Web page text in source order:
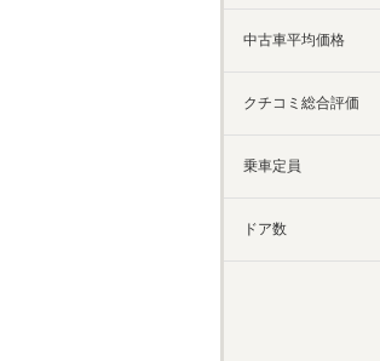
中古車平均価格
クチコミ総合評価
乗車定員
ドア数